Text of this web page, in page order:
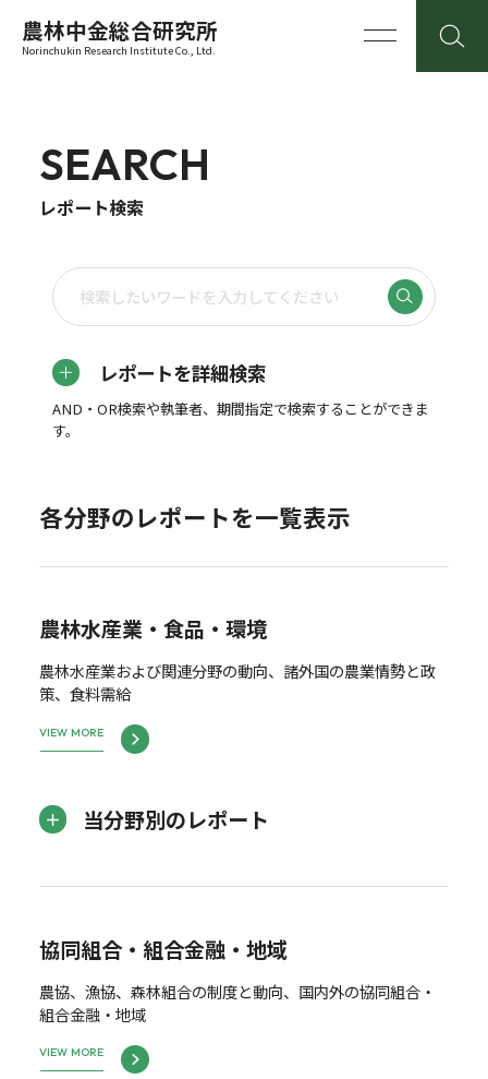
農林中金総合研究所
Norinchukin Research Institute Co., Ltd.
SEARCH
レポート検索
レポートを詳細検索
AND・OR検索や執筆者、期間指定で検索することができま
す。
各分野のレポートを一覧表示
農林水産業・食品・環境
農林水産業および関連分野の動向、諸外国の農業情勢と政
策、食料需給
VIEW MORE
当分野別のレポート
協同組合・組合金融・地域
農協、漁協、森林組合の制度と動向、国内外の協同組合・
組合金融・地域
VIEW MORE